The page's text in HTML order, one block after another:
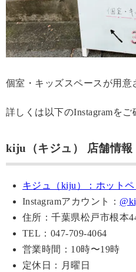
個室・キッズスペースが用意
詳しくは以下のInstagramをご
kiju（キジュ） 店舗情報
キジュ（kiju）：ホット
Instagramアカウント：
住所：千葉県松戸市根本
TEL：047-709-4064
営業時間：10時〜19時
定休日：月曜日